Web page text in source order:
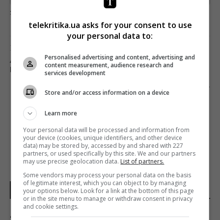
загрузка...
Предыдущий пост
АКТЕРЫ СЕРИАЛА «ВЕЛИКІ ВУЙКИ»
ПОДЕЛИЛИСЬ ДЕТАЛЯМИ СЪЕМОК
Следующий пост
ПЕРВЫЙ ЭПИЗОД СЕРИАЛА «ПЕРРИ МЕЙСОН»
НОВОСТИ МИРА
telekritika.ua asks for your consent to use
your personal data to:
Personalised advertising and content, advertising and
content measurement, audience research and
services development
Store and/or access information on a device
Learn more
Your personal data will be processed and information from
your device (cookies, unique identifiers, and other device
data) may be stored by, accessed by and shared with 227
partners, or used specifically by this site. We and our partners
may use precise geolocation data. List of partners.
Some vendors may process your personal data on the basis
of legitimate interest, which you can object to by managing
your options below. Look for a link at the bottom of this page
or in the site menu to manage or withdraw consent in privacy
and cookie settings.